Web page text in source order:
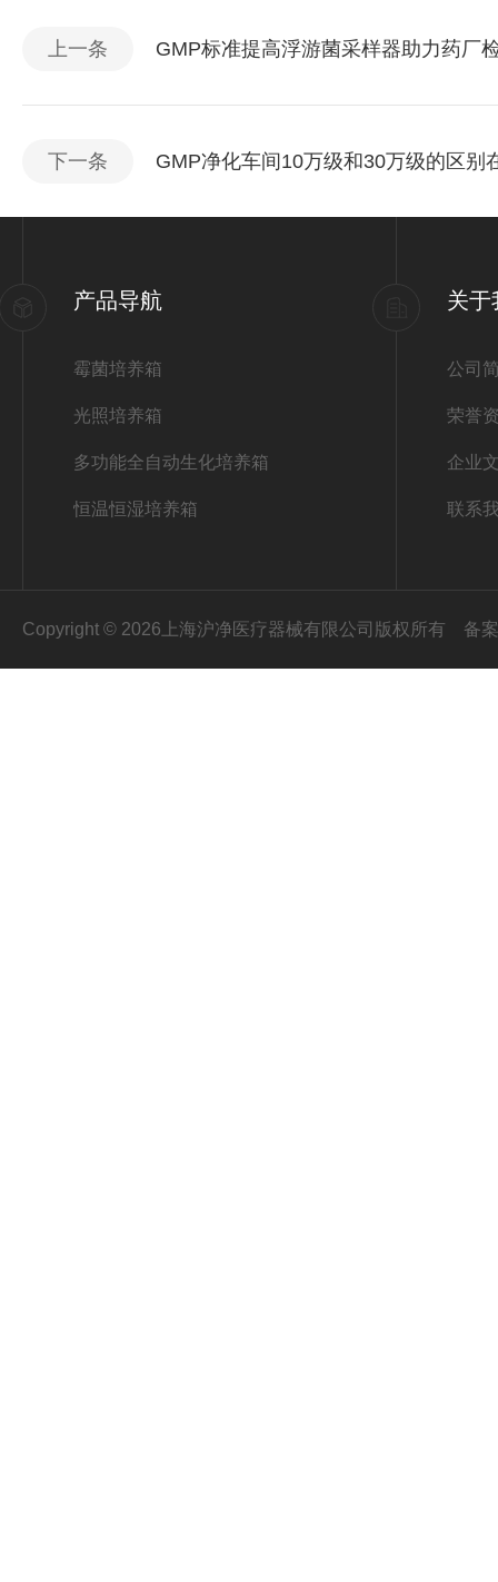
上一条 GMP标准提高浮游菌采样器助力药厂
下一条 GMP净化车间10万级和30万级的区别
产品导航
霉菌培养箱
光照培养箱
多功能全自动生化培养箱
恒温恒湿培养箱
关于
公司
荣誉
企业
联系
Copyright © 2026上海沪净医疗器械有限公司版权所有 备